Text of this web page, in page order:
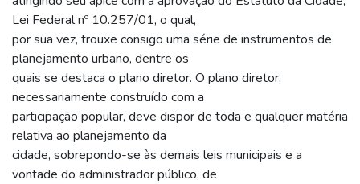
Lei Federal nº 10.257/01, o qual,
por sua vez, trouxe consigo uma série de instrumentos de
planejamento urbano, dentre os
quais se destaca o plano diretor. O plano diretor,
necessariamente construído com a
participação popular, deve dispor de toda e qualquer matéria
relativa ao planejamento da
cidade, sobrepondo-se às demais leis municipais e a
vontade do administrador público, de